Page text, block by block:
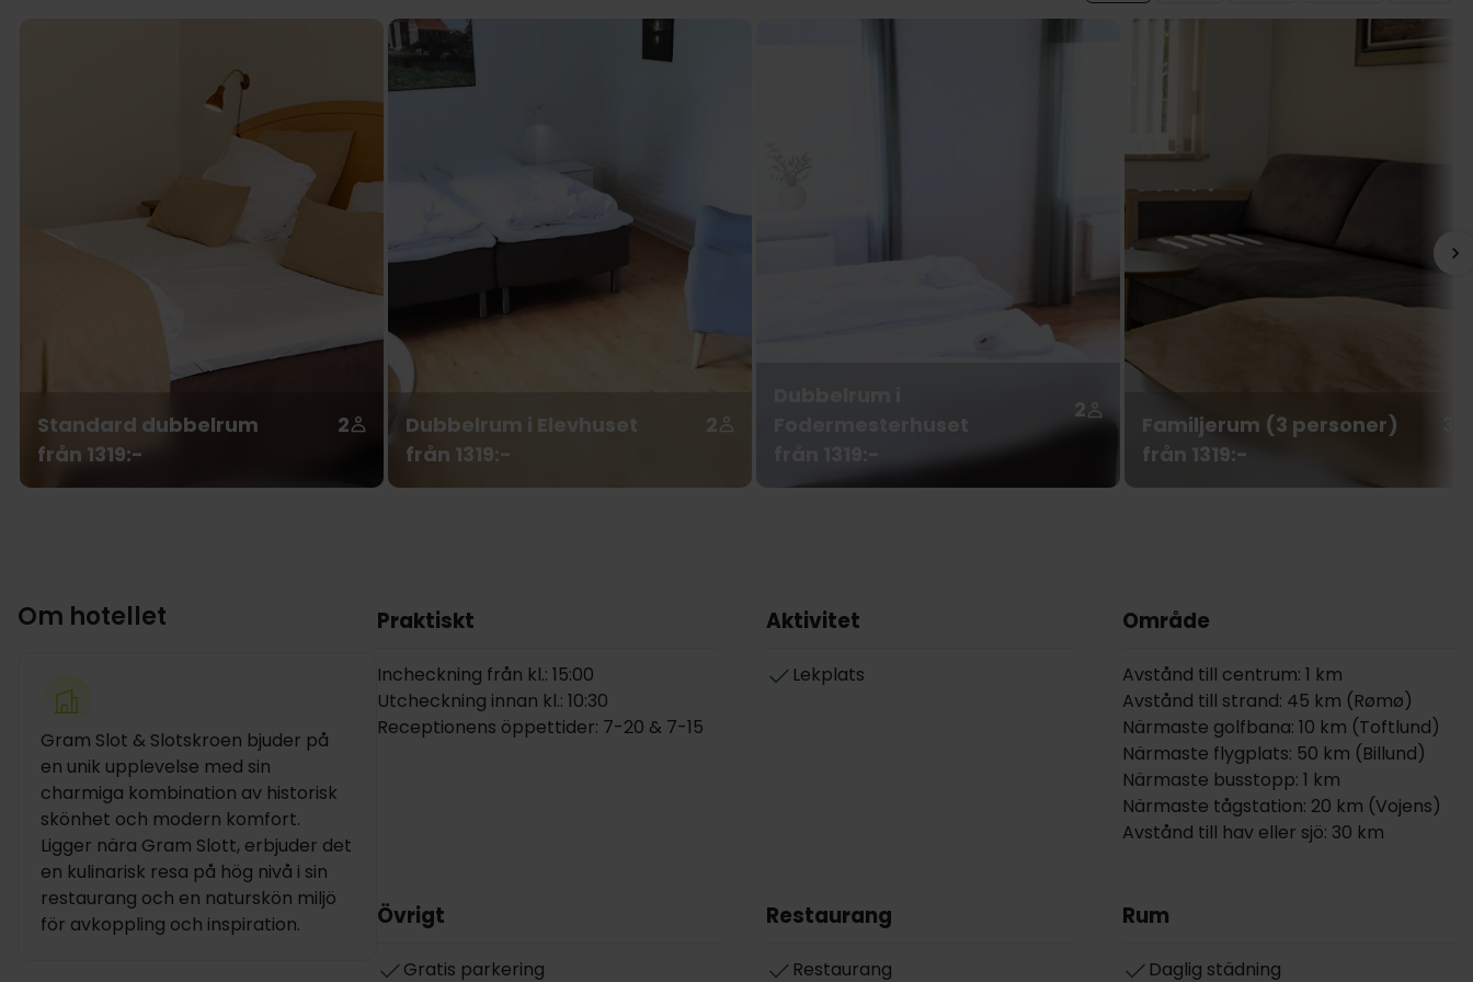
Standard dubbelrum
2
från 1319:-
Dubbelrum i Elevhuset
2
från 1319:-
2
Familjerum (3 personer)
från 1319:-
Om hotellet
Gram Slot & Slotskroen bjuder på
en unik upplevelse med sin
charmiga kombination av historisk
skönhet och modern komfort.
Ligger nära Gram Slott, erbjuder det
en kulinarisk resa på hög nivå i sin
restaurang och en naturskön miljö
för avkoppling och inspiration.
Praktiskt
Incheckning från kl.: 15:00
Utcheckning innan kl.: 10:30
Receptionens öppettider: 7-20 & 7-15
Aktivitet
Lekplats
Område
Avstånd till centrum: 1 km
Avstånd till strand: 45 km (Rømø)
Närmaste golfbana: 10 km (Toftlund)
Närmaste flygplats: 50 km (Billund)
Närmaste busstopp: 1 km
Närmaste tågstation: 20 km (Vojens)
Avstånd till hav eller sjö: 30 km
Övrigt
Gratis parkering
Restaurang
Restaurang
Rum
Daglig städning